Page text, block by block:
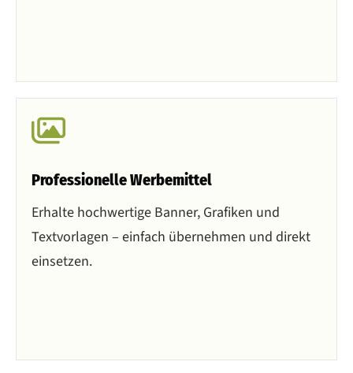
Professionelle Werbemittel
Erhalte hochwertige Banner, Grafiken und
Textvorlagen – einfach übernehmen und direkt
einsetzen.